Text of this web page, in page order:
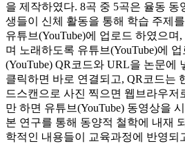
을 제작하였다. 8곡 중 5곡은 율동
생들이 신체 활동을 통해 학습 주제
유튜브(YouTube)에 업로드 하였으며
며 노래하도록 유튜브(YouTube)에
(YouTube) QR코드와 URL을 논문에
클릭하면 바로 연결되고, QR코드는
드스캔으로 사진 찍으면 웹브라우저
만 하면 유튜브(YouTube) 동영상을
본 연구를 통해 동양적 철학에 내재
학적인 내용들이 교육과정에 반영되